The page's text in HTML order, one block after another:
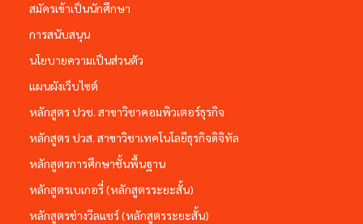
สมัครเข้าเป็นนักศึกษา
การสนับสนุน
นโยบายความเป็นส่วนตัว
แผนผังเว็บไซต์
หลักสูตร ปวช. สาขาวิชาคอมพิวเตอร์ธุรกิจ
หลักสูตร ปวส. สาขาวิชาเทคโนโลยีธุรกิจดิจิทัล
หลักสูตรการศึกษาชั้นพื้นฐาน
หลักสูตรเบเกอรี่ (หลักสูตรระยะสั้น)
หลักสูตรช่างวีลแชร์ (หลักสูตรระยะสั้น)